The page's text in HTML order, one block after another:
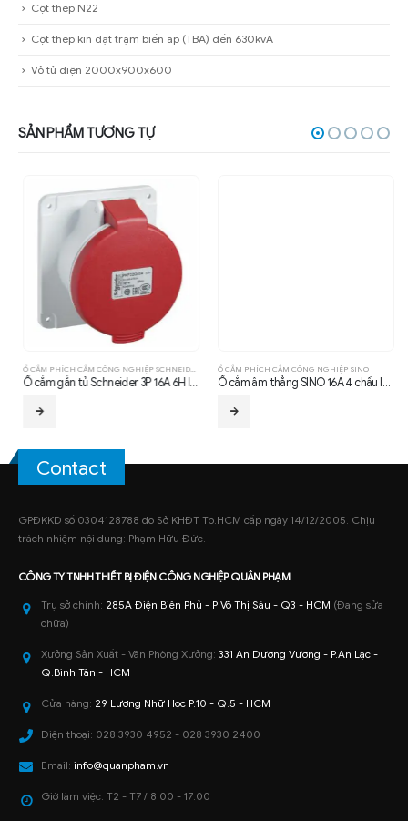
Cột thép N22
Cột thép kín đặt trạm biến áp (TBA) đến 630kvA
Vỏ tủ điện 2000x900x600
SẢN PHẨM TƯƠNG TỰ
Ổ CẮM PHÍCH CẮM CÔNG NGHIỆP SCHNEIDER
Ổ cắm gắn tủ Schneider 3P 16A 6H IP44
Ổ CẮM PHÍCH CẮM CÔNG NGHIỆP SINO
Ổ cắm âm thẳng SINO 16A 4 chấu IP44
Contact
GPĐKKD số 0304128788 do Sở KHĐT Tp.HCM cấp ngày 14/12/2005. Chịu
trách nhiệm nội dung: Phạm Hữu Đức.
CÔNG TY TNHHTHIẾT BỊ ĐIỆN CÔNG NGHIỆPQUÂN PHẠM
Trụ sở chính: 285A Điện Biên Phủ - P Võ Thị Sáu - Q3 - HCM (Đang sửa
chữa)
Xưởng Sản Xuất - Văn Phòng Xưởng: 331 An Dương Vương - P.An Lạc -
Q.Bình Tân - HCM
Cửa hàng: 29 Lương Nhữ Học P.10 - Q.5 - HCM
Điện thoại: 028 3930 4952 - 028 3930 2400
Email: info@quanpham.vn
Giờ làm việc: T2 - T7 / 8:00 - 17:00